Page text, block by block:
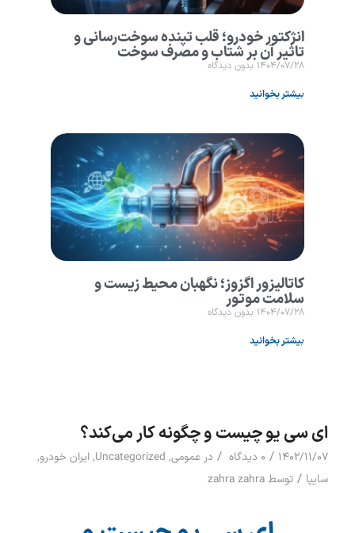
انژکتور خودرو؛ قلب تپنده سوخت‌رسانی و
تاثیر آن بر شتاب و مصرف سوخت
۱۴۰۴/۰۷/۲۸ بدون دیدگاه
بیشتر بخوانید
کاتالیزور اگزوز؛ نگهبان محیط زیست و
سلامت موتور
۱۴۰۴/۰۷/۲۸ بدون دیدگاه
بیشتر بخوانید
ای سی یو چیست و چگونه کار می‌کند؟
۱۴۰۲/۱۱/۰۷ / ۰ دیدگاه / در عمومی,
Uncategorized
,ایران خودرو,
سایپا / توسطzahra zahra